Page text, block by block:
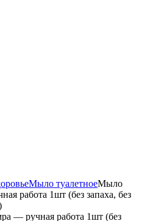
Мыло туалетноеМыло
работа 1шт (без запаха, без